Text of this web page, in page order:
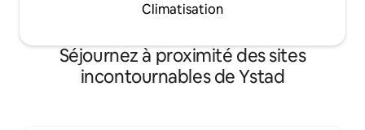
Climatisation
Séjournez à proximité des sites
incontournables de Ystad